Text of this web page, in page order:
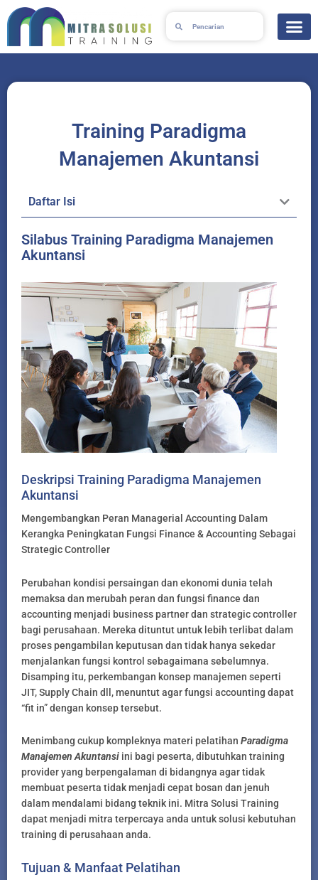
Lewati
ke
Training Paradigma
Manajemen Akuntansi
Daftar Isi
Silabus Training Paradigma Manajemen
Akuntansi
Deskripsi Training Paradigma Manajemen
Akuntansi
Mengembangkan Peran Managerial Accounting Dalam
Kerangka Peningkatan Fungsi Finance & Accounting Sebagai
Strategic Controller
Perubahan kondisi persaingan dan ekonomi dunia telah
memaksa dan merubah peran dan fungsi finance dan
accounting menjadi business partner dan strategic controller
bagi perusahaan. Mereka dituntut untuk lebih terlibat dalam
proses pengambilan keputusan dan tidak hanya sekedar
menjalankan fungsi kontrol sebagaimana sebelumnya.
Disamping itu, perkembangan konsep manajemen seperti
JIT, Supply Chain dll, menuntut agar fungsi accounting dapat
“fit in” dengan konsep tersebut.
Menimbang cukup kompleknya materi pelatihan Paradigma
Manajemen Akuntansi ini bagi peserta, dibutuhkan training
provider yang berpengalaman di bidangnya agar tidak
membuat peserta tidak menjadi cepat bosan dan jenuh
dalam mendalami bidang teknik ini. Mitra Solusi Training
dapat menjadi mitra terpercaya anda untuk solusi kebutuhan
training di perusahaan anda.
Tujuan & Manfaat Pelatihan